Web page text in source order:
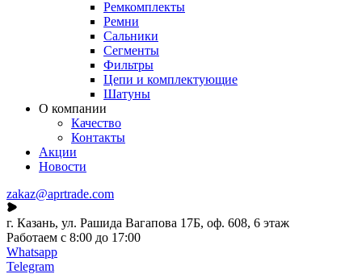
Ремкомплекты
Ремни
Сальники
Сегменты
Фильтры
Цепи и комплектующие
Шатуны
О компании
Качество
Контакты
Акции
Новости
zakaz@aprtrade.com
г. Казань, ул. Рашида Вагапова 17Б, оф. 608, 6 этаж
Работаем с 8:00 до 17:00
Whatsapp
Telegram